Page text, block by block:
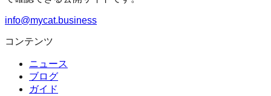
info@mycat.business
コンテンツ
ニュース
ブログ
ガイド